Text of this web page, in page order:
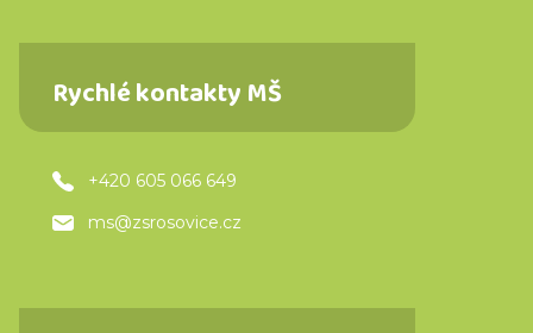
Rychlé kontakty MŠ
+420 605 066 649
ms@zsrosovice.cz